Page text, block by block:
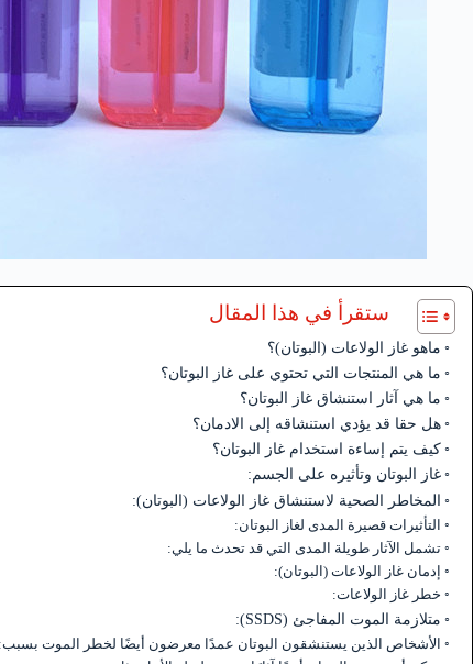
ستقرأ في هذا المقال
ماهو غاز الولاعات (البوتان)؟
ما هي المنتجات التي تحتوي على غاز البوتان؟
ما هي آثار استنشاق غاز البوتان؟
هل حقا قد يؤدي استنشاقه إلى الادمان؟
كيف يتم إساءة استخدام غاز البوتان؟
غاز البوتان وتأثيره على الجسم:
المخاطر الصحية لاستنشاق غاز الولاعات (البوتان):
التأثيرات قصيرة المدى لغاز البوتان:
تشمل الآثار طويلة المدى التي قد تحدث ما يلي:
إدمان غاز الولاعات (البوتان):
خطر غاز الولاعات:
متلازمة الموت المفاجئ (SSDS):
الأشخاص الذين يستنشقون البوتان عمدًا معرضون أيضًا لخطر الموت بسبب: